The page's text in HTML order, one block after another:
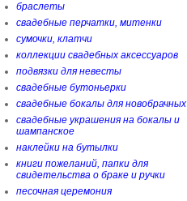
браслеты
свадебные перчатки, митенки
сумочки, клатчи
коллекции свадебных аксессуаров
подвязки для невесты
свадебные бутоньерки
свадебные бокалы для новобрачных
свадебные украшения на бокалы и
шампанское
наклейки на бутылки
книги пожеланий, папки для
свидетельства о браке и ручки
песочная церемония